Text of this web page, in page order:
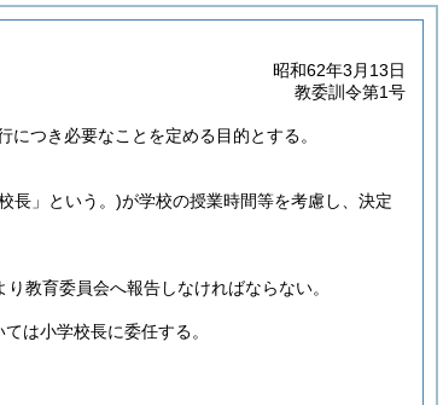
昭和62年3月13日
教委訓令第1号
につき必要なことを定める目的とする。
長」という。)が学校の授業時間等を考慮し、決定
り教育委員会へ報告しなければならない。
は小学校長に委任する。